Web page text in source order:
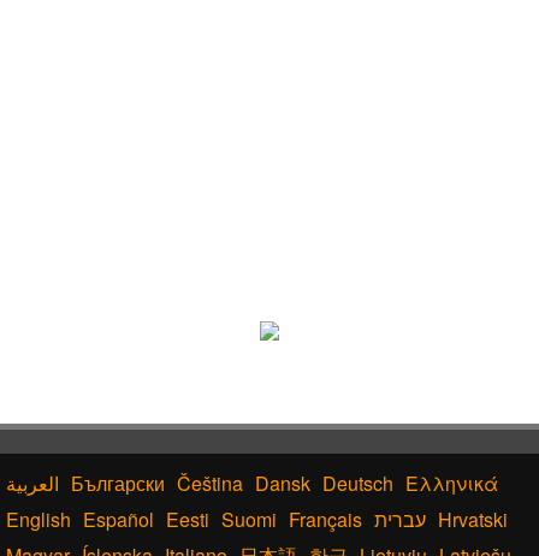
Български Čeština Dansk Deutsch Ελληνικά
English Español Eesti Suomi Français עברית Hrvatski